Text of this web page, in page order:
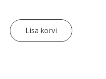
Lisa korvi